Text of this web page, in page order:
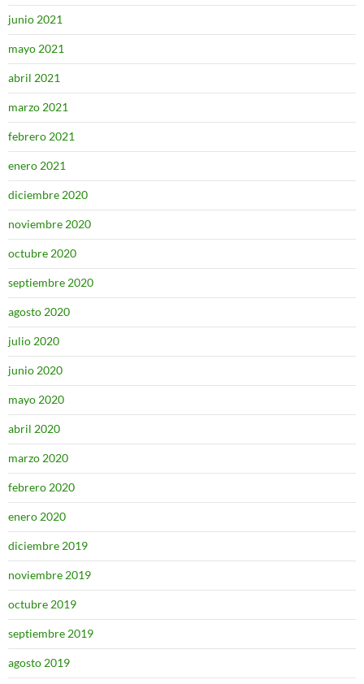
junio 2021
mayo 2021
abril 2021
marzo 2021
febrero 2021
enero 2021
diciembre 2020
noviembre 2020
octubre 2020
septiembre 2020
agosto 2020
julio 2020
junio 2020
mayo 2020
abril 2020
marzo 2020
febrero 2020
enero 2020
diciembre 2019
noviembre 2019
octubre 2019
septiembre 2019
agosto 2019